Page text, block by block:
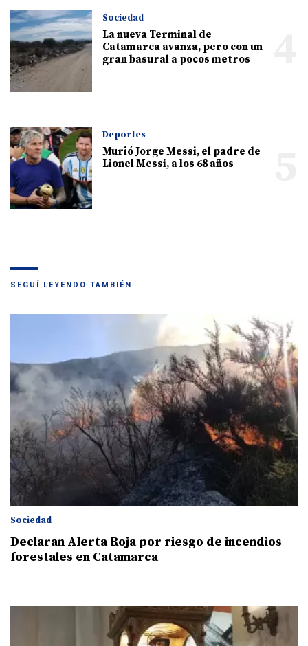
Sociedad
La nueva Terminal de
Catamarca avanza, pero con un
gran basural a pocos metros
Deportes
Murió Jorge Messi, el padre de
Lionel Messi, a los 68 años
SEGUÍ LEYENDO TAMBIÉN
Sociedad
Declaran Alerta Roja por riesgo de incendios
forestales en Catamarca